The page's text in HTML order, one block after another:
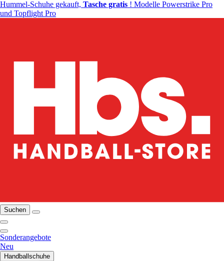
Hummel-Schuhe gekauft, Tasche gratis ! Modelle Powerstrike Pro
und Topflight Pro
Suchen
Sonderangebote
Neu
Handballschuhe